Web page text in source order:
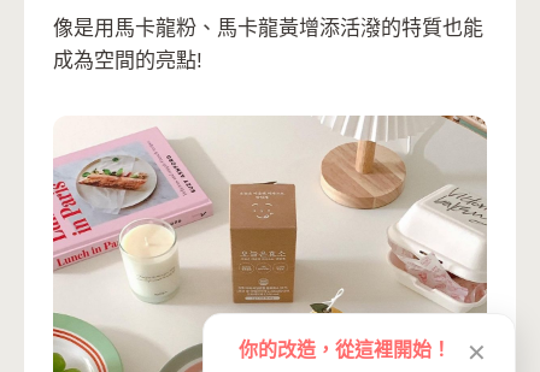
像是用馬卡龍粉、馬卡龍黃增添活潑的特質也能
成為空間的亮點!
你的改造，從這裡開始！ ✕